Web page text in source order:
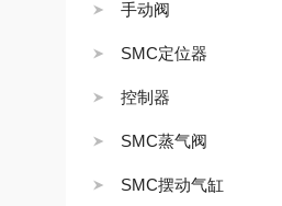
手动阀
SMC定位器
控制器
SMC蒸气阀
SMC摆动气缸